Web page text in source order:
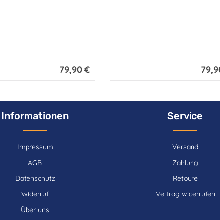
Regulärer Preis:
79,90 €
Informationen
Impressum
AGB
Datenschutz
Widerruf
Über uns
Service
Versand
Zahlung
Retoure
Vertrag widerrufen